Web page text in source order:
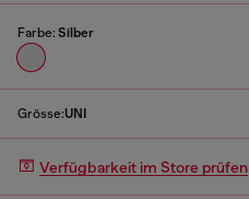
Farbe: Silber
Grösse:UNI
Verfügbarkeit im Store prüfen